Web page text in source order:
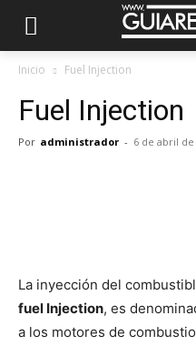
Inicio Fuel Injection
Fuel Injection
Por administrador - 6 de abril de
La inyección del
fuel Injection, es
a los motores de